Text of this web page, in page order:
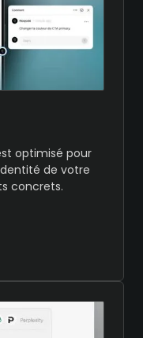
optimisé pour
de votre
concrets.